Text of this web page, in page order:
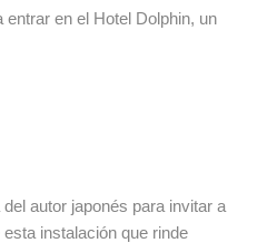
en el Hotel Dolphin, un
autor japonés para invitar a
instalación que rinde